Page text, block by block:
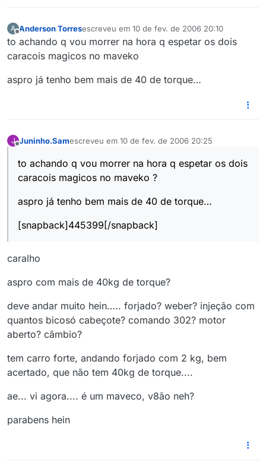
A
Offline
Anderson Torresescreveu em 10 de fev. de 2006 20:10
última edição por
to achando q vou morrer na hora q espetar os dois
caracois magicos no maveko
aspro já tenho bem mais de 40 de torque…
J Juninho.Samescreveu em 10 de fev. de 2006 20:25
última edição por2 de out. de 2006 15:25
to achando q vou morrer na hora q espetar os dois
caracois magicos no maveko ?
aspro já tenho bem mais de 40 de torque…
[snapback]445399[/snapback]
caralho
aspro com mais de 40kg de torque?
deve andar muito hein….. forjado? weber? injeção com
quantos bicosó cabeçote? comando 302? motor
aberto? câmbio?
tem carro forte, andando forjado com 2 kg, bem
acertado, que não tem 40kg de torque....
ae... vi agora.... é um maveco, v8ão neh?
parabens hein